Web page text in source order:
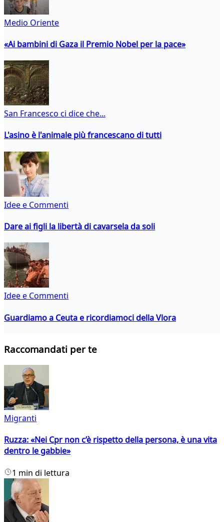
Medio Oriente
«Ai bambini di Gaza il Premio Nobel per la pace»
San Francesco ci dice che...
L'asino è l'animale più francescano di tutti
Idee e Commenti
Dare ai figli la libertà di cavarsela da soli
Idee e Commenti
Guardiamo a Ceuta e ricordiamoci della Vlora
Raccomandati per te
Migranti
Ruzza: «Nei Cpr non c’è rispetto della persona, è una vita
dentro le gabbie»
1 min di lettura